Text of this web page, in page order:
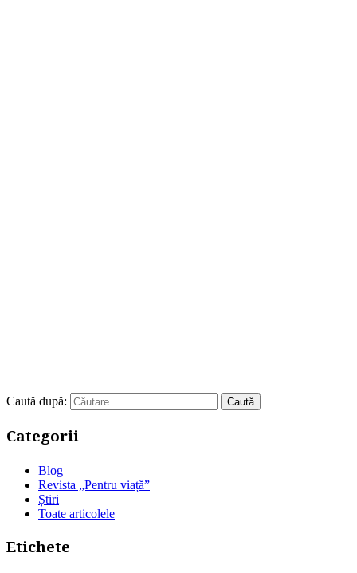
Caută după:
Categorii
Blog
Revista „Pentru viață”
Știri
Toate articolele
Etichete